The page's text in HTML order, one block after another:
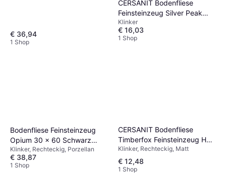
€ 36,94
1 Shop
CERSANIT Bodenfliese
Feinsteinzeug Silver Peak
Grau 59.8 cm x 59.8 cm
Klinker
€ 16,03
1 Shop
Bodenfliese Feinsteinzeug
Opium 30 x 60 Schwarz
Grau
Klinker, Rechteckig, Porzellan
€ 38,87
1 Shop
CERSANIT Bodenfliese
Timberfox Feinsteinzeug Holz
Optik Matt 30 cm x 60 cm
Grau
Klinker, Rechteckig, Matt
€ 12,48
1 Shop